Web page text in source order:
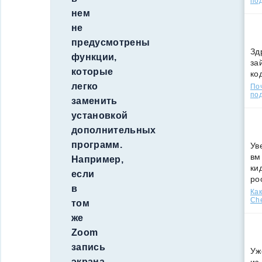
нем
не
предусмотрены
функции,
которые
легко
заменить
установкой
дополнительных
программ.
Например,
если
в
том
же
Zoom
запись
вм